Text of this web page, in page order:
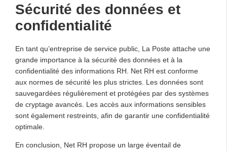
Sécurité des données et
confidentialité
En tant qu’entreprise de service public, La Poste attache une
grande importance à la sécurité des données et à la
confidentialité des informations RH. Net RH est conforme
aux normes de sécurité les plus strictes. Les données sont
sauvegardées régulièrement et protégées par des systèmes
de cryptage avancés. Les accès aux informations sensibles
sont également restreints, afin de garantir une confidentialité
optimale.
En conclusion, Net RH propose un large éventail de